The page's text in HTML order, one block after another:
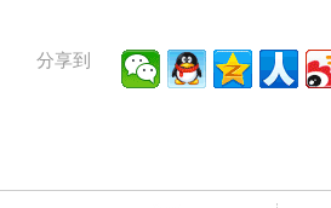
分享到